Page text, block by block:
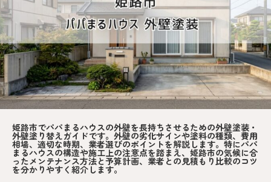
姫路市でパパまるハウスの外壁を長持ちさせるための外壁塗装・
外壁塗り替えガイドです。外壁の劣化サインや塗料の種類、費用
相場、適切な時期、業者選びのポイントを解説します。特にパパ
まるハウスの構造や施工上の注意点を踏まえ、姫路市の気候に合
ったメンテナンス方法と予算計画、業者との見積もり比較のコツ
を分かりやすく紹介します。